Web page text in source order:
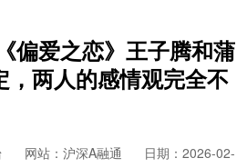
偏爱之恋》王子腾和蒲
，两人的感情观完全不
网站：沪深A融通
日期：2026-02-